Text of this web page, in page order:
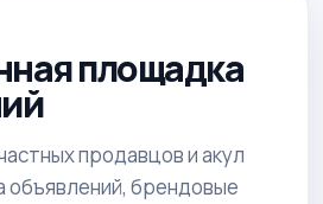
площадка
продавцов и акул
объявлений, брендовые